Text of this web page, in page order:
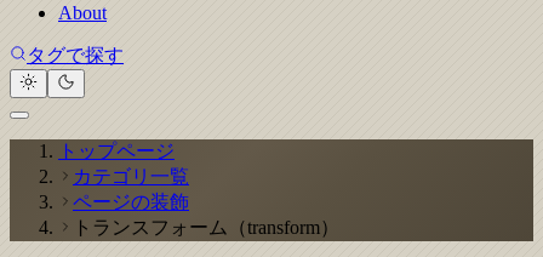
About
タグで探す
トップページ
カテゴリ一覧
ページの装飾
トランスフォーム（transform）